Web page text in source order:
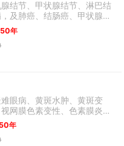
结节、甲状腺结节、淋巴结
及肺癌、结肠癌、甲状腺肿
巴瘤、肝癌等肿瘤疾病。针
邪、软坚散结等治疗后，缓
免疫力，延长了生存期。
50年
眼病、黄斑水肿、黄斑变
网膜色素变性、色素膜炎、
病变、青光眼、动眼神经麻
浊等经验丰富。
年